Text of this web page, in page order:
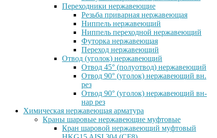
Переходники нержавеющие
Резьба приварная нержавеющая
Ниппель нержавеющий
Ниппель переходной нержавеющий
Футорка нержавеющая
Переход нержавеющий
Отвод (уголок) нержавеющий
Отвод 45° (полуотвод) нержавеющий
Отвод 90° (уголок) нержавеющий вн.
рез
Отвод 90° (уголок) нержавеющий вн-
нар рез
Химическая нержавеющая арматура
Краны шаровые нержавеющие муфтовые
Кран шаровой нержавеющий муфтовый